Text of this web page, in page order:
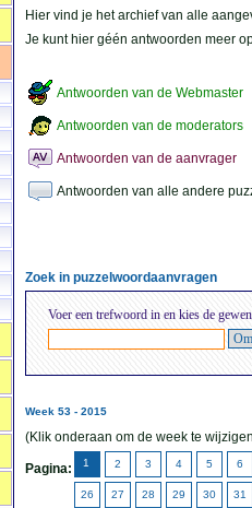
Hier vind je het archief van alle
Je kunt hier géén antwoorden meer
Antwoorden van de Webmaster
Antwoorden van de moderators
Antwoorden van de aanvrager
Antwoorden van alle andere
Zoek in puzzelwoordaanvragen
Voer een trefwoord in en kies de
Week 53 - 2015
(Klik onderaan om de week te
Pagina: 1 2 3 4 5 6
26 27 28 29 30 31